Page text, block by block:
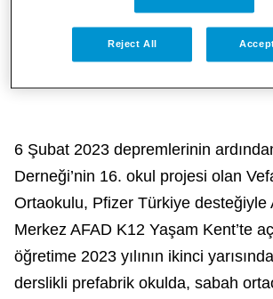
6 Şubat 2023 depremlerinin
Derneği’nin 16. okul projesi olan
Ortaokulu, Pfizer Türkiye desteğiyle
Merkez AFAD K12 Yaşam Kent’te
öğretime 2023 yılının ikinci
derslikli prefabrik okulda, sabah
Reject All